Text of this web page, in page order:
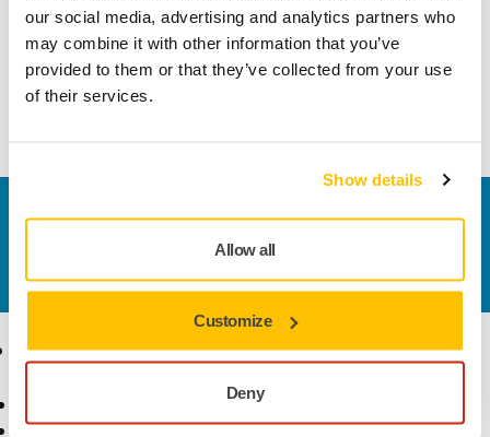
our social media, advertising and analytics partners who
may combine it with other information that you’ve
provided to them or that they’ve collected from your use
of their services.
Show details
Allow all
Customize
Deny
Breite 7 mm
Kontaktieren Sie uns
Sie wollen mehr über Mirka und die Produkte
erfahren?Kontaktieren Sie uns.
Produkte
Robotik und
Know-how
Anwendungen
Lösungen